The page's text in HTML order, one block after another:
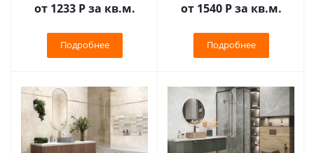
от 1233 Р за кв.м.
Подробнее
от 1540 Р за кв.м.
Подробнее